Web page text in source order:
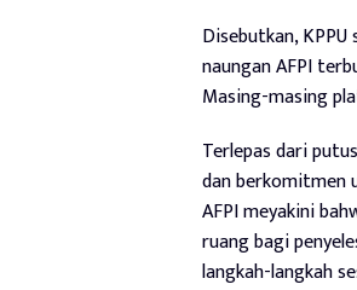
Disebutkan,
naungan AFPI
Masing-masing
Terlepas dari
dan berkomitmen
AFPI meyakini
ruang bagi
langkah-langkah